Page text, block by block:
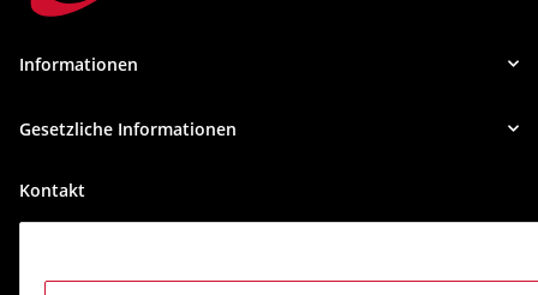
Informationen
Gesetzliche Informationen
Kontakt
63741 Aschaffenburg Deutschland